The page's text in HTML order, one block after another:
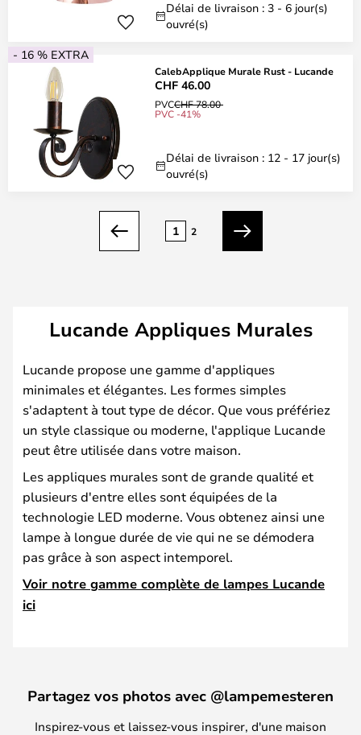
Délai de livraison : 3 - 6 jour(s)
ouvré(s)
- 16 % EXTRA
CalebApplique Murale Rust - Lucande
CHF 46.00
PVCCHF 78.00
PVC -41%
Délai de livraison : 12 - 17 jour(s)
ouvré(s)
Précédent
1 2
Suivant
Lucande Appliques Murales
Lucande propose une gamme d'appliques
minimales et élégantes. Les formes simples
s'adaptent à tout type de décor. Que vous préfériez
un style classique ou moderne, l'applique Lucande
peut être utilisée dans votre maison.
Les appliques murales sont de grande qualité et
plusieurs d'entre elles sont équipées de la
technologie LED moderne. Vous obtenez ainsi une
lampe à longue durée de vie qui ne se démodera
pas grâce à son aspect intemporel.
Voir notre gamme complète de lampes Lucande
ici
Partagez vos photos avec @lampemesteren
Inspirez-vous et laissez-vous inspirer, d'une maison